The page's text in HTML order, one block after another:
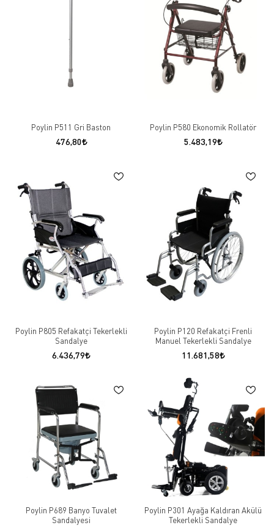
Poylin P511 Gri Baston
476,80
Poylin P580 Ekonomik Rollatör
5.483,19
Poylin P805 Refakatçi Tekerlekli
Sandalye
6.436,79
Poylin P120 Refakatçi Frenli
Manuel Tekerlekli Sandalye
11.681,58
Poylin P689 Banyo Tuvalet
Sandalyesi
Poylin P301 Ayağa Kaldıran Akülü
Tekerlekli Sandalye